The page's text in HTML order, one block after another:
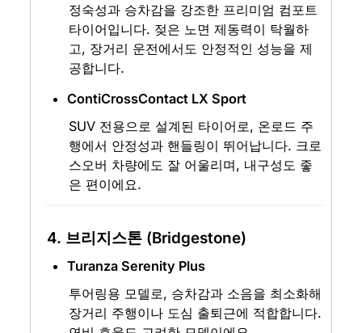
정숙성과 승차감을 강조한 프리미엄 컴포트
타이어입니다. 젖은 노면 제동력이 탁월하
고, 장거리 운전에서도 안정적인 성능을 제
공합니다.
ContiCrossContact LX Sport
SUV 전용으로 설계된 타이어로, 온로드 주
행에서 안정성과 핸들링이 뛰어납니다. 크로
스오버 차량에도 잘 어울리며, 내구성도 좋
은 편이에요.
4. 브리지스톤 (Bridgestone)
Turanza Serenity Plus
투어링용 모델로, 승차감과 소음을 최소화해
장거리 주행이나 도심 출퇴근에 적합합니다.